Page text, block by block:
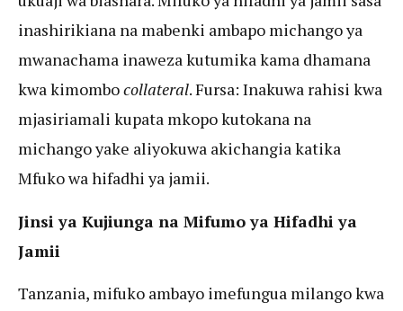
inashirikiana na mabenki ambapo michango ya
mwanachama inaweza kutumika kama dhamana
kwa kimombocollateral. Fursa: Inakuwa rahisi kwa
mjasiriamali kupata mkopo kutokana na
michango yake aliyokuwa akichangia katika
Mfuko wa hifadhi ya jamii.
Jinsi ya Kujiunga na Mifumo ya Hifadhi ya
Jamii
Tanzania, mifuko ambayo imefungua milango kwa